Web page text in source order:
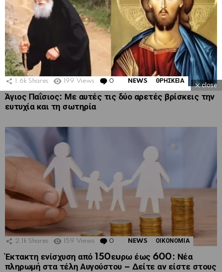
1.6k Shares 199 Views 0 Comments
NEWS ΘΡΗΣΚΕΙΑ
Άγιος Παΐσιος: Με αυτές τις δύο αρετές βρίσκεις την
ευτυχία και τη σωτηρία
2.1k Shares 159 Views 0 Comments
NEWS ΟΙΚΟΝΟΜΙΑ
Έκτακτη ενίσχυση από 150εuρω έως 600: Νέα
πληρωμή στα τέλη Αυγούστου – Δείτε αν είστε στους
close